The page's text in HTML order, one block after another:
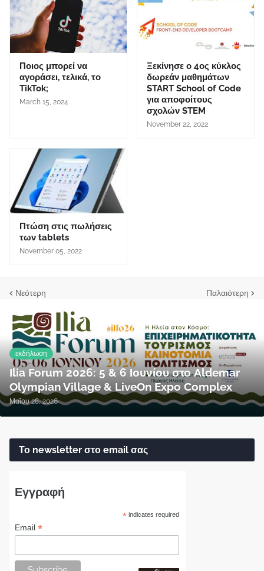
Ποιος μπορεί να
αγοράσει, τελικά, το
TikTok;
March 15, 2024
Ξεκίνησε ο 4ος κύκλος
δωρεάν μαθημάτων
START School of Code
για αποφοίτους
σχολών STEM
November 22, 2022
Πτώση στις πωλήσεις
των tablets
November 05, 2022
Νεότερη Παλαιότερη
εκδήλωση
Ilia Forum 2026: 5 & 6 Ιουνίου στο Aldemar
Olympian Village & LiveOn Expo Complex
Μαΐου 28, 2026
Το newsletter στο email σας
Εγγραφή
* indicates required
Email *